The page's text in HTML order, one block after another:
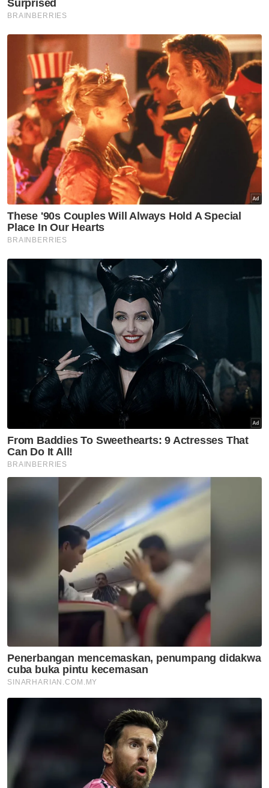
Kuasa nuansa hitam, putih
Femina
Jambangan bunga Calpis
Femina
Naelofar untuk hijabi moden
Busana elegan ratu sehari